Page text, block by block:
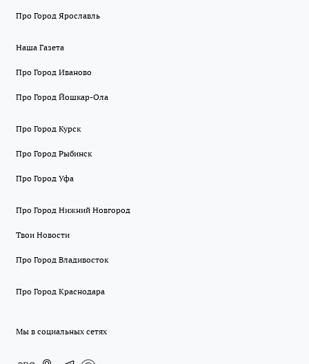
Про Город Ярославль
Наша Газета
Про Город Иваново
Про Город Йошкар-Ола
Про Город Курск
Про Город Рыбинск
Про Город Уфа
Про Город Нижний Новгород
Твои Новости
Про Город Владивосток
Про Город Краснодара
Мы в социальных сетях